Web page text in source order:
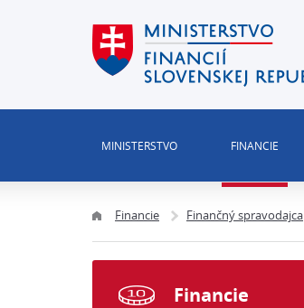
MINISTERSTVO FINANCIE
Financie Finančný spravodajca
Financie